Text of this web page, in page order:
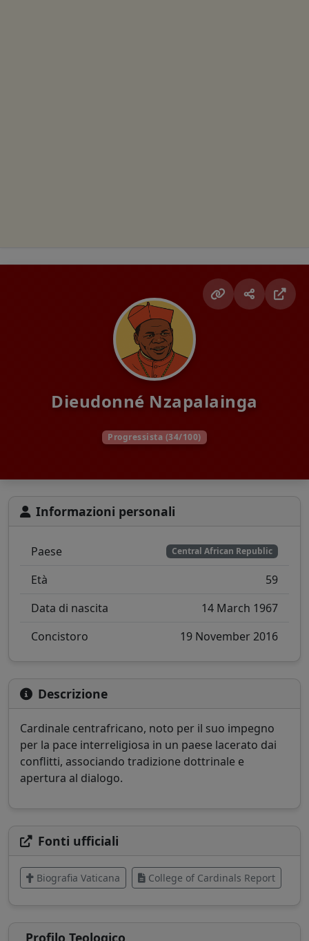
Dieudonné Nzapalainga
Progressista (34/100)
Informazioni personali
Paese Central African Republic
Età
59
Data di nascita
14 March 1967
Concistoro
19 November 2016
Descrizione
Cardinale centrafricano, noto per il suo impegno
per la pace interreligiosa in un paese lacerato dai
conflitti, associando tradizione dottrinale e
apertura al dialogo.
Fonti ufficiali
Biografia Vaticana College of Cardinals Report
Profilo Teologico